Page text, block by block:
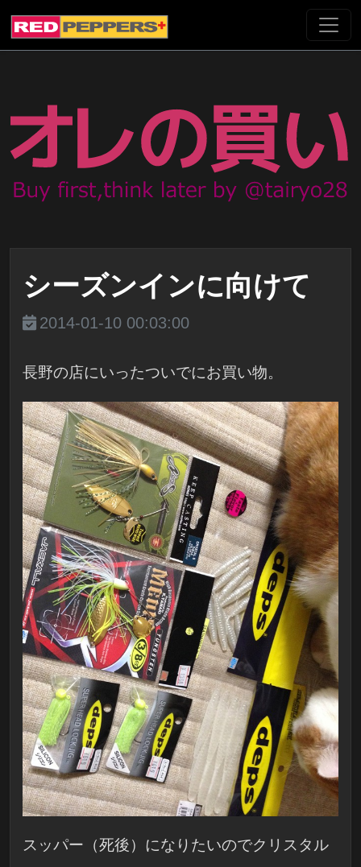
シーズンインに向けて
2014-01-10 00:03:00
長野の店にいったついでにお買い物。
スッパー（死後）になりたいのでクリスタル